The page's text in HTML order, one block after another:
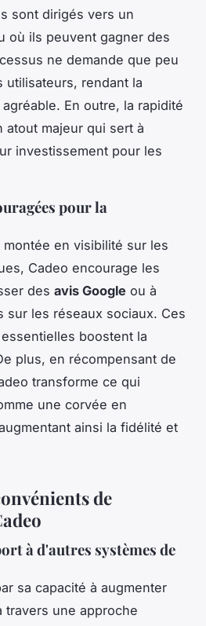
sont dirigés vers un
où ils peuvent gagner des
ne demande que peu
rendant la
En outre, la rapidité
majeur qui sert à
investissement pour les
pour la
en visibilité sur les
Cadeo encourage les
des avis Google ou à
sur les réseaux sociaux. Ces
boostent la
plus, en récompensant de
transforme ce qui
une corvée en
ainsi la fidélité et
de
à d'autres systèmes de
sa capacité à augmenter
travers une approche